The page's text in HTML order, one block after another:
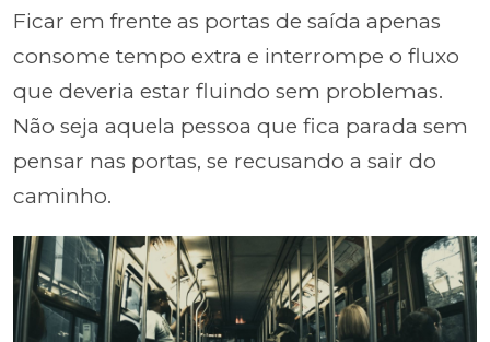
Ficar em frente as portas de saída apenas
consome tempo extra e interrompe o fluxo
que deveria estar fluindo sem problemas.
Não seja aquela pessoa que fica parada sem
pensar nas portas, se recusando a sair do
caminho.